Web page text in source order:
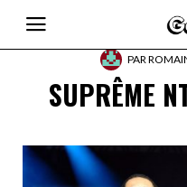
PAR
SUPRÊME